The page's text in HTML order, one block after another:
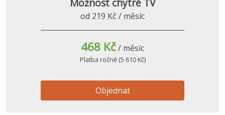
od 219 Kč / měsíc
468 Kč/ měsíc
Platba ročně (5 610 Kč)
Objednat